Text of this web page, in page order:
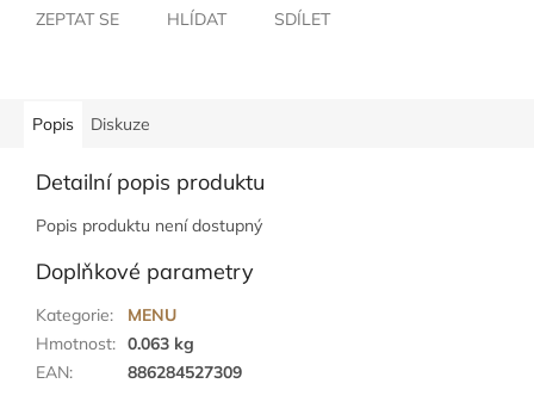
ZEPTAT SE HLÍDAT SDÍLET
Popis Diskuze
Detailní popis produktu
Popis produktu není dostupný
Doplňkové parametry
Kategorie:
MENU
Hmotnost: 0.063 kg
EAN: 886284527309